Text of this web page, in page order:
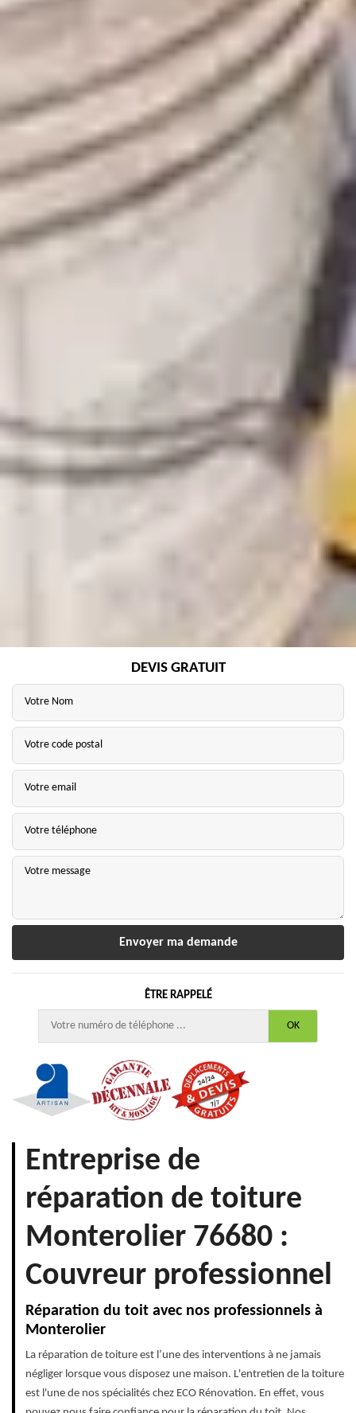
DEVIS GRATUIT
ÊTRE RAPPELÉ
Entreprise de
réparation de toiture
Monterolier 76680 :
Couvreur professionnel
Réparation du toit avec nos professionnels à
Monterolier
La réparation de toiture est l’une des interventions à ne jamais
négliger lorsque vous disposez une maison. L'entretien de la toiture
est l'une de nos spécialités chez ECO Rénovation. En effet, vous